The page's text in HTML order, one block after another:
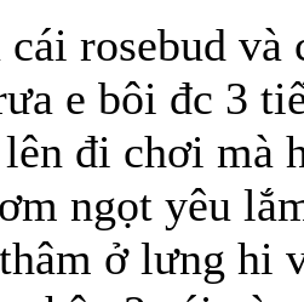
rosebud và
e bôi đc 3
đi chơi mà
ngọt yêu
ở lưng hi